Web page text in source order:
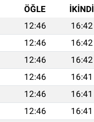
ÖĞLE İKINDI
12:46 16:42
12:46 16:42
12:46 16:42
12:46 16:41
12:46 16:41
12:46 16:41